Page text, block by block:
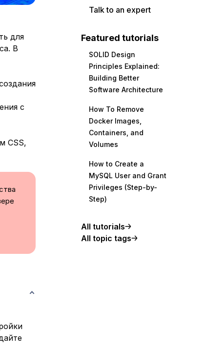
для
В
с
CSS,
Talk to an expert
Featured tutorials
SOLID Design
Principles Explained:
Building Better
Software Architecture
How To Remove
Docker Images,
Containers, and
Volumes
How to Create a
MySQL User and Grant
Privileges (Step-by-
Step)
All tutorials
All topic tags